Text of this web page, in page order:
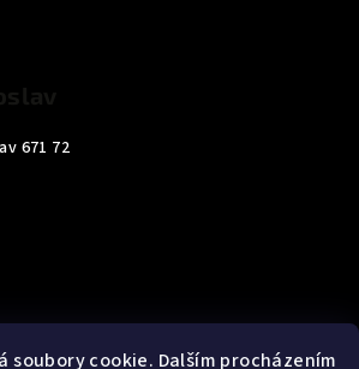
soubory cookie. Dalším procházením
671 72